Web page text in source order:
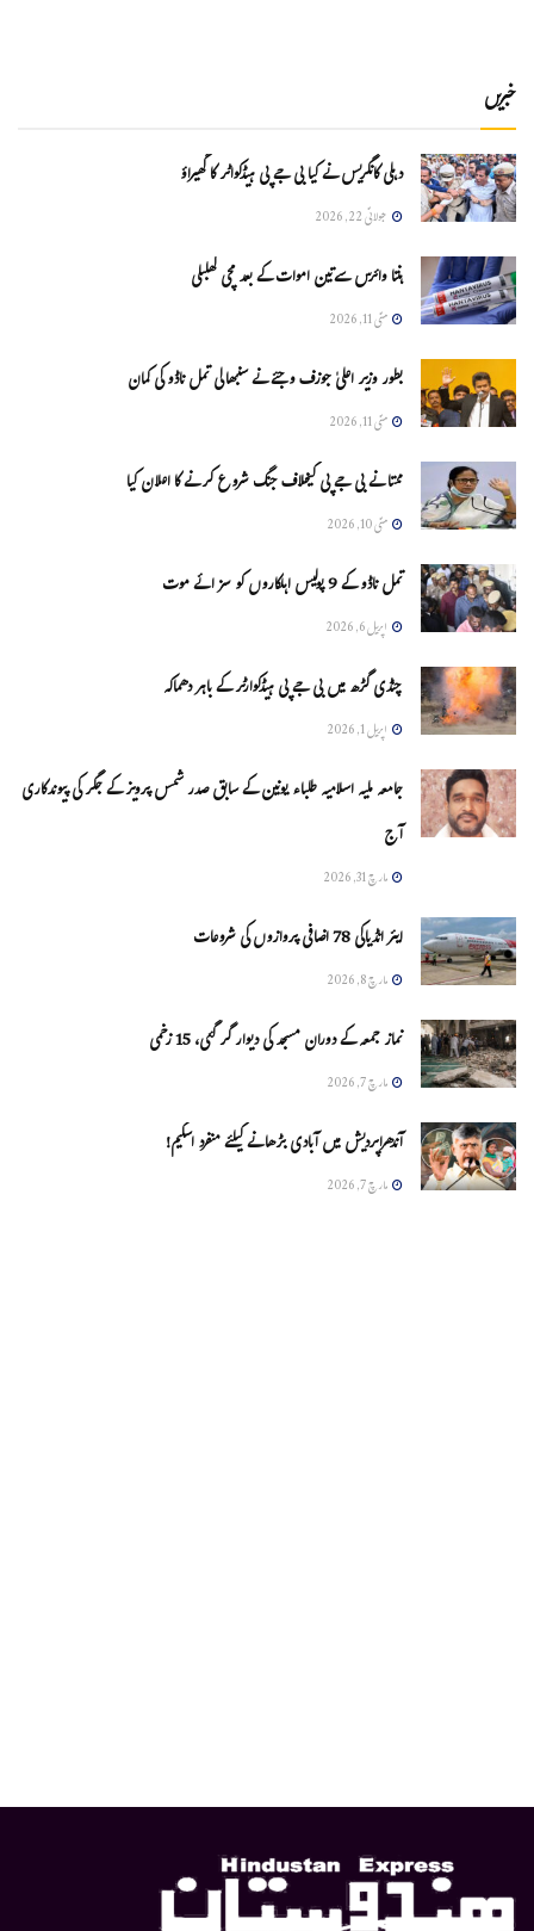
خبریں
دہلی کانگریس نے کیا بی جے پی ہیڈکواٹر کا گھیراؤ
جولائی 22, 2026
ہنتا وائرس سےتین اموات کے بعد مچی کھلبلی
مئی 11, 2026
بطور وزیر اعلیٰ جوزف وجئے نے سنبھالی تمل ناڈو کی کمان
مئی 11, 2026
ممتا نے بی جے پی کیخلاف جنگ شروع کرنے کا اعلان کیا
مئی 10, 2026
تمل ناڈو کے 9 پولیس اہلکاروں کو سزائے موت
اپریل 6, 2026
چنڈی گڑھ میں بی جے پی ہیڈکوارٹر کے باہر دھماکہ
اپریل 1, 2026
جامعہ ملیہ اسلامیہ طلباء یونین کے سابق صدر شمس پرویز کے جگر کی پیوندکاری
آج
مارچ 31, 2026
ایئر انڈیاکی 78 اضافی پروازوں کی شروعات
مارچ 8, 2026
نماز جمعہ کے دوران مسجد کی دیوار گر گئی، 15 زخمی
مارچ 7, 2026
آندھراپردیش میں آبادی بڑھانے کیلئے منفرد اسکیم!
مارچ 7, 2026